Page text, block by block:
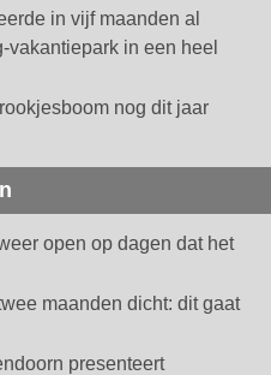
in vijf maanden al
in een heel
nog dit jaar
open op dagen dat het
maanden dicht: dit gaat
presenteert